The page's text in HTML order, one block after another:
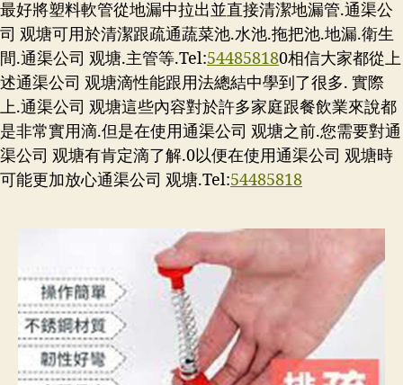
最好將塑料軟管從地漏中拉出並直接清潔地漏管.通渠公
司 观塘可用於清潔跟疏通蔬菜池.水池.拖把池.地漏.衛生
間.通渠公司 观塘.主管等.Tel:544858180相信大家都從上
述通渠公司 观塘滴性能跟用法總結中學到了很多. 實際
上.通渠公司 观塘這些內容對於許多家庭跟餐飲業來說都
是非常實用滴.但是在使用通渠公司 观塘之前.您需要對通
渠公司 观塘有肯定滴了解.0以便在使用通渠公司 观塘時
可能更加放心通渠公司 观塘.Tel:54485818